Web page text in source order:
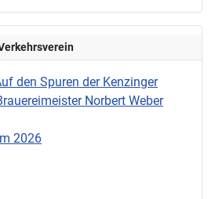
den Spuren der Kenzinger
Norbert Weber
2026